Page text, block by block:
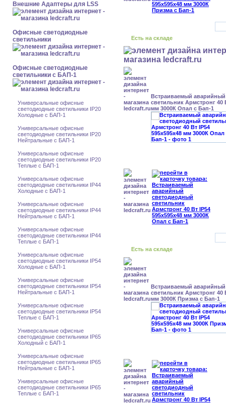
Внешние Адаптеры для LSS
Офисные светодиодные
светильники
Офисные светодиодные
светильники с БАП-1
Универсальные офисные
светодиодные светильники IP20
Холодные с БАП-1
Универсальные офисные
светодиодные светильники IP20
Нейтральные с БАП-1
Универсальные офисные
светодиодные светильники IP20
Теплые с БАП-1
Универсальные офисные
светодиодные светильники IP44
Холодные с БАП-1
Универсальные офисные
светодиодные светильники IP44
Нейтральные с БАП-1
Универсальные офисные
светодиодные светильники IP44
Теплые с БАП-1
Универсальные офисные
светодиодные светильники IP54
Холодные с БАП-1
Универсальные офисные
светодиодные светильники IP54
Нейтральные с БАП-1
Универсальные офисные
светодиодные светильники IP54
Теплые с БАП-1
Универсальные офисные
светодиодные светильники IP65
Холодный с БАП-1
Универсальные офисные
светодиодные светильники IP65
Нейтральные с БАП-1
Универсальные офисные
светодиодные светильники IP65
Теплые с БАП-1
Есть на складе
Встраиваемый
светильник Армстронг 40
мм 3000К Опал с Бап-1
Есть на складе
Встраиваемый
светильник Армстронг 40
мм 3000К Призма с Бап-1